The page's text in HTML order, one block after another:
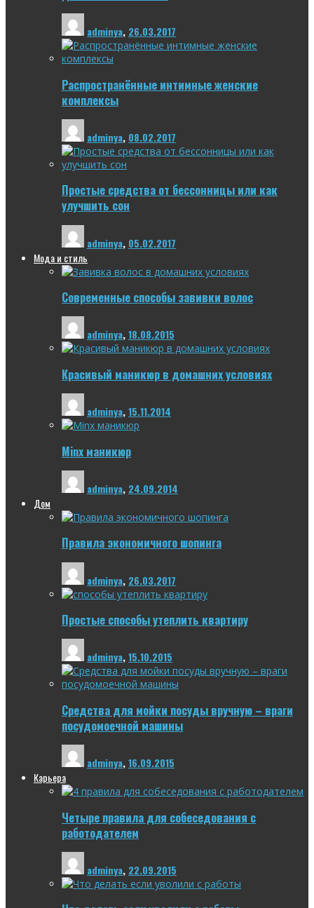
adminya, 26.03.2017
Распространённые интимные женские
комплексы
adminya, 08.02.2017
Простые средства от бессонницы или как
улучшить сон
adminya, 05.02.2017
Мода и стиль
Современные способы завивки волос
adminya,18.08.2015
Красивый маникюр в домашних условиях
adminya,15.11.2014
Minx маникюр
adminya, 24.09.2014
Дом
Правила экономичного шопинга
adminya, 26.03.2017
Простые способы утеплить квартиру
adminya,15.10.2015
Средства для мойки посуды вручную – враги
посудомоечной машины
adminya,16.09.2015
Карьера
Четыре правила для собеседования с
работодателем
adminya, 22.09.2015